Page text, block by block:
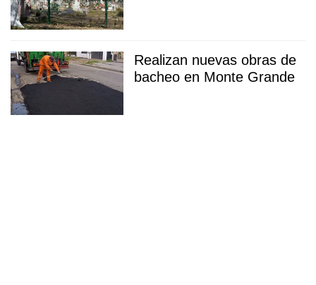
Realizan nuevas obras de
bacheo en Monte Grande